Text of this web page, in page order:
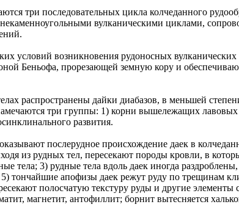
три последовательных цикла колчеданного
вулканическими циклами,
условий возникновения рудоносных
Беньофа, прорезающей земную кору и
распространены дайки диабазов, в меньшей
три группы: 1) корни вышележащих
развития.
послерудное происхождение даек в
из рудных тел, пересекают породы кровли, в
тела; 3) рудные тела вдоль даек иногда
тончайшие апофизы даек режут руду по трещинам
полосчатую текстуру руды и другие
магнетит, антофиллит; борнит вытесняется